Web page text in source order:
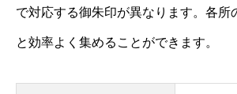
で対応する御朱印が異なります。各所
と効率よく集めることができます。